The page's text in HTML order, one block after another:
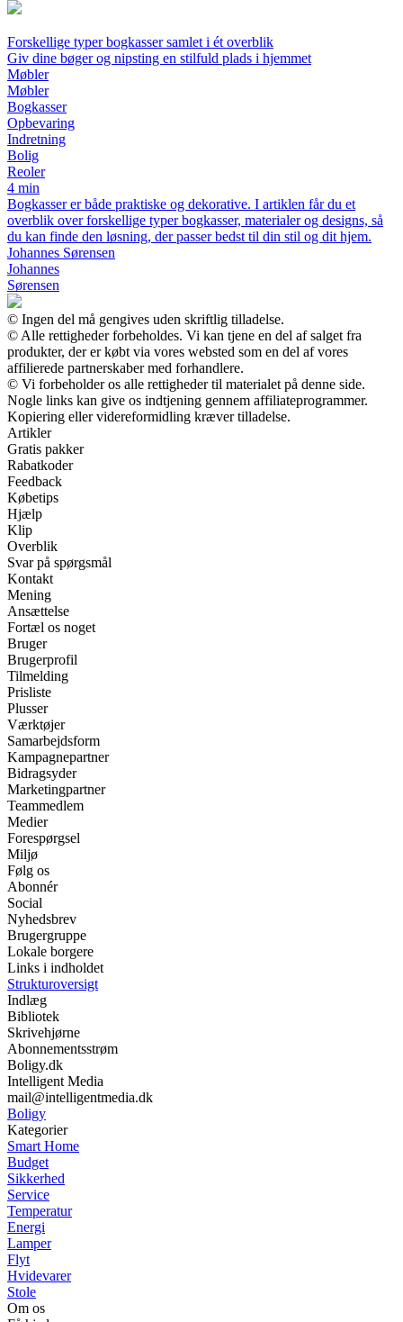
Forskellige typer bogkasser samlet i ét overblik
Giv dine bøger og nipsting en stilfuld plads i hjemmet
Møbler
Møbler
Bogkasser
Opbevaring
Indretning
Bolig
Reoler
4 min
Bogkasser er både praktiske og dekorative. I artiklen får du et
overblik over forskellige typer bogkasser, materialer og designs, så
du kan finde den løsning, der passer bedst til din stil og dit hjem.
Johannes Sørensen
Johannes
Sørensen
© Ingen del må gengives uden skriftlig tilladelse.
© Alle rettigheder forbeholdes. Vi kan tjene en del af salget fra
produkter, der er købt via vores websted som en del af vores
affilierede partnerskaber med forhandlere.
© Vi forbeholder os alle rettigheder til materialet på denne side.
Nogle links kan give os indtjening gennem affiliateprogrammer.
Kopiering eller videreformidling kræver tilladelse.
Artikler
Gratis pakker
Rabatkoder
Feedback
Købetips
Hjælp
Klip
Overblik
Svar på spørgsmål
Kontakt
Mening
Ansættelse
Fortæl os noget
Bruger
Brugerprofil
Tilmelding
Prisliste
Plusser
Værktøjer
Samarbejdsform
Kampagnepartner
Bidragsyder
Marketingpartner
Teammedlem
Medier
Forespørgsel
Miljø
Følg os
Abonnér
Social
Nyhedsbrev
Brugergruppe
Lokale borgere
Links i indholdet
Strukturoversigt
Indlæg
Bibliotek
Skrivehjørne
Abonnementsstrøm
Boligy.dk
Intelligent Media
mail@intelligentmedia.dk
Boligy
Kategorier
Smart Home
Budget
Sikkerhed
Service
Temperatur
Energi
Lamper
Flyt
Hvidevarer
Stole
Om os